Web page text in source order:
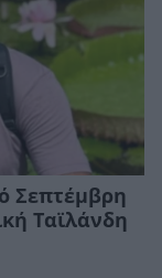
Σεπτέμβρη
Ταϊλάνδη